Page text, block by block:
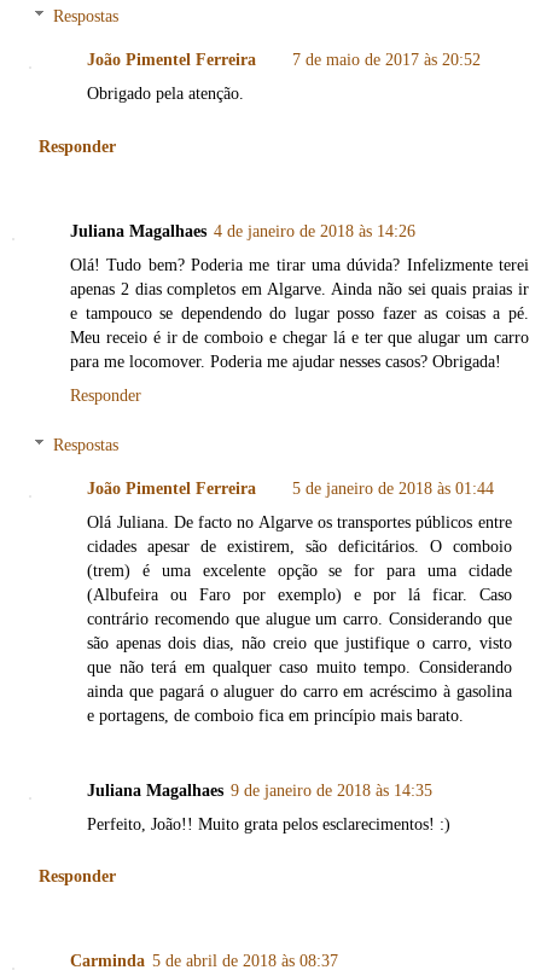
Respostas
João Pimentel Ferreira
7 de maio de 2017 às 20:52
Obrigado pela atenção.
Responder
Juliana Magalhaes 4 de janeiro de 2018 às 14:26
Olá! Tudo bem? Poderia me tirar uma dúvida? Infelizmente terei
apenas 2 dias completos em Algarve. Ainda não sei quais praias ir
e tampouco se dependendo do lugar posso fazer as coisas a pé.
Meu receio é ir de comboio e chegar lá e ter que alugar um carro
para me locomover. Poderia me ajudar nesses casos? Obrigada!
Responder
Respostas
João Pimentel Ferreira
5 de janeiro de 2018 às 01:44
Olá Juliana. De facto no Algarve os transportes públicos entre
cidades apesar de existirem, são deficitários. O comboio
(trem) é uma excelente opção se for para uma cidade
(Albufeira ou Faro por exemplo) e por lá ficar. Caso
contrário recomendo que alugue um carro. Considerando que
são apenas dois dias, não creio que justifique o carro, visto
que não terá em qualquer caso muito tempo. Considerando
ainda que pagará o aluguer do carro em acréscimo à gasolina
e portagens, de comboio fica em princípio mais barato.
Juliana Magalhaes 9 de janeiro de 2018 às 14:35
Perfeito, João!! Muito grata pelos esclarecimentos! :)
Responder
Carminda 5 de abril de 2018 às 08:37